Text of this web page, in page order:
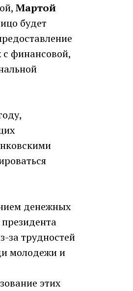
Мартой
будет
с финансовой,
денежных
за трудностей
молодежи и
этих